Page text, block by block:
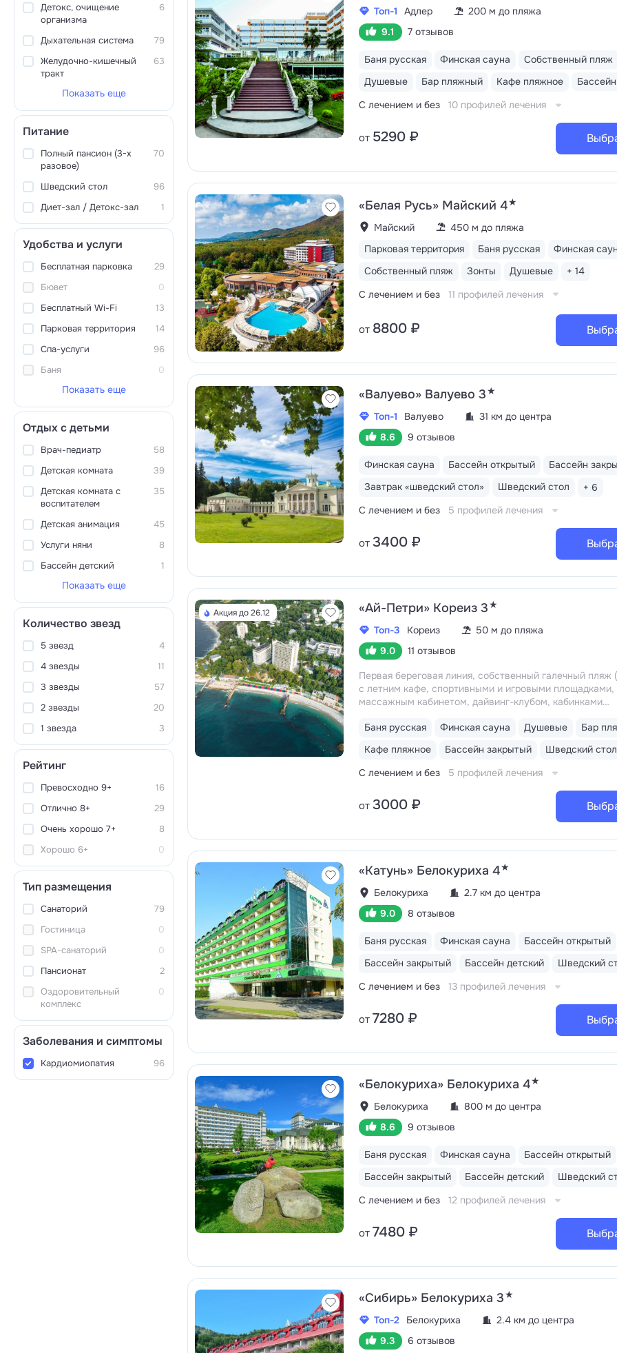
Детокс, очищение
организма
6
Дыхательная система
79
Желудочно-кишечный
тракт
63
Показать еще
Питание
Полный пансион (3-х
разовое)
70
Шведский стол
96
Диет-зал / Детокс-зал
1
Удобства и услуги
Бесплатная парковка
29
Бювет
0
Бесплатный Wi-Fi
13
Парковая территория
14
Спа-услуги
96
Баня
0
Показать еще
Отдых с детьми
Врач-педиатр
58
Детская комната
39
Детская комната с
воспитателем
35
Детская анимация
45
Услуги няни
8
Бассейн детский
1
Показать еще
Количество звезд
5 звезд
4
4 звезды
11
3 звезды
57
2 звезды
20
1 звезда
3
Рейтинг
Превосходно 9+
16
Отлично 8+
29
Очень хорошо 7+
8
Хорошо 6+
0
Тип размещения
Санаторий
79
Гостиница
0
SPA-санаторий
0
Пансионат
2
Оздоровительный
комплекс
0
Заболевания и симптомы
Кардиомиопатия 96
Топ-1 Адлер
200 м до пляжа
9.1
7 отзывов
Баня русская Финская сауна Собственный пляж
Душевые
Бар пляжный Кафе пляжное
С лечением и без
10 профилей лечения
от 5290 ₽
«Белая Русь» Майский 4★
Майский
450 м до пляжа
Парковая территория
Баня русская
Финская
Собственный пляж
Зонты Душевые
+ 14
С лечением и без
11 профилей лечения
от 8800 ₽
«Валуево» Валуево 3★
Топ-1 Валуево
31 км до центра
8.6
9 отзывов
Финская сауна Бассейн открытый
Бассейн
Завтрак «шведский стол»
Шведский стол
+ 6
С лечением и без
5 профилей лечения
от 3400 ₽
Акция до 26.12 «Ай-Петри» Кореиз 3★
Топ-3 Кореиз
50 м до пляжа
9.0
11 отзывов
Первая береговая линия, собственный галечный пляж
с летним кафе, спортивными и игровыми площадками,
массажным кабинетом, дайвинг-клубом, кабинками
до Мисхорского парка и нижней станции канатной
сосновый лес и горные склоны с папоротниками,
Массандры
Трёхразовое питание «шведский стол». В
кофемашины. Отдельный ресторан для гостей
Сюит», «Люкс» и «Апартаменты». На пляже работает
«Морское» с открытой террасой и бистро «Весна»
Акватермальный комплекс: крытый бассейн 196
Баня русская Финская сауна Душевые
Бар
Кафе пляжное
Бассейн закрытый Шведский стол
С лечением и без
5 профилей лечения
от 3000 ₽
«Катунь» Белокуриха 4★
Белокуриха
2.7 км до центра
9.0
8 отзывов
Баня русская Финская сауна
Бассейн открытый
Бассейн закрытый
Бассейн детский Шведский
С лечением и без
13 профилей лечения
от 7280 ₽
«Белокуриха» Белокуриха 4★
Белокуриха
800 м до центра
8.6
9 отзывов
Баня русская Финская сауна
Бассейн открытый
Бассейн закрытый
Бассейн детский Шведский
С лечением и без
12 профилей лечения
от 7480 ₽
«Сибирь» Белокуриха 3★
Топ-2 Белокуриха
2.4 км до центра
9.3
6 отзывов